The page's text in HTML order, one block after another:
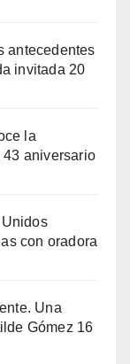
antecedentes
invitada 20
la
aniversario
con oradora
Una
Gómez 16